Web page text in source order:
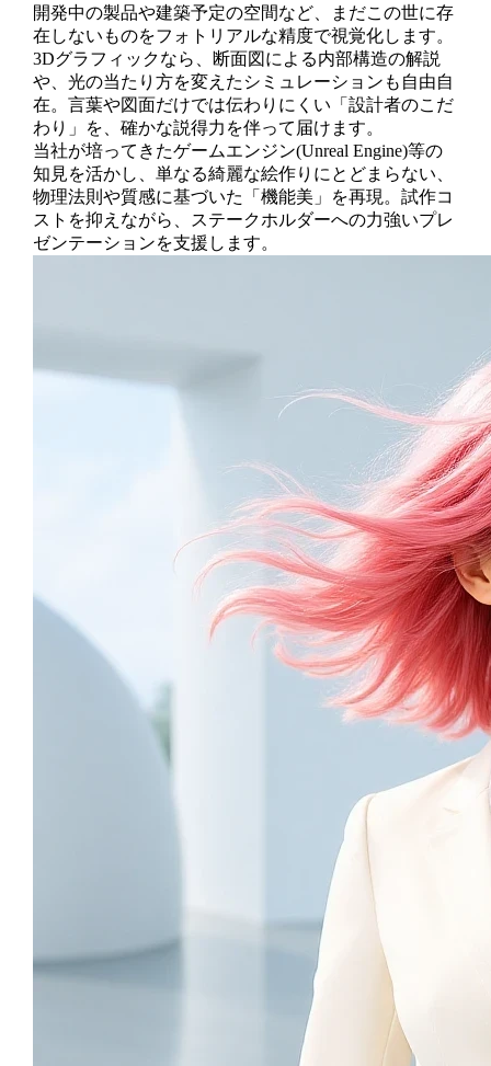
開発中の製品や建築予定の空間など、まだこの世に存
在しないものをフォトリアルな精度で視覚化します。
3Dグラフィックなら、断面図による内部構造の解説
や、光の当たり方を変えたシミュレーションも自由自
在。言葉や図面だけでは伝わりにくい「設計者のこだ
わり」を、確かな説得力を伴って届けます。
当社が培ってきたゲームエンジン(Unreal Engine)等の
知見を活かし、単なる綺麗な絵作りにとどまらない、
物理法則や質感に基づいた「機能美」を再現。試作コ
ストを抑えながら、ステークホルダーへの力強いプレ
ゼンテーションを支援します。